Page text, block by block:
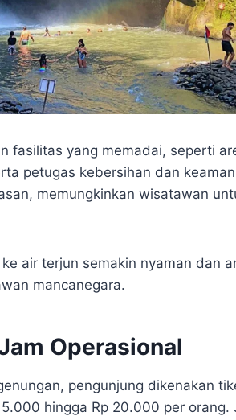
fasilitas yang memadai, seperti
petugas kebersihan dan
memungkinkan wisatawan
air terjun semakin nyaman dan
mancanegara.
Operasional
pengunjung dikenakan
hingga Rp 20.000 per orang.